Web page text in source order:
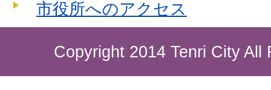
市役所へのアクセス
Copyright 2014 Tenri City All